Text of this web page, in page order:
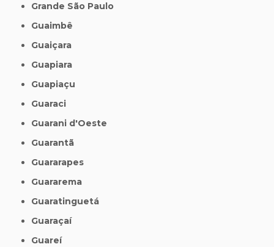
Grande São Paulo
Guaimbê
Guaiçara
Guapiara
Guapiaçu
Guaraci
Guarani d'Oeste
Guarantã
Guararapes
Guararema
Guaratinguetá
Guaraçaí
Guareí